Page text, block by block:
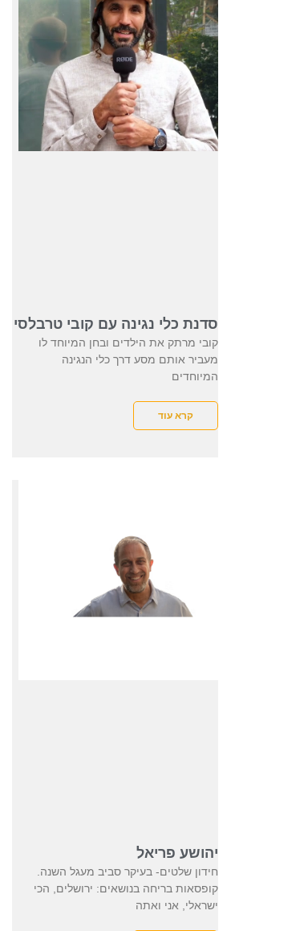
סדנת כלי נגינה עם קובי טרבלסי
קובי מרתק את הילדים ובחן המיוחד לו
מעביר אותם מסע דרך כלי הנגינה
המיוחדים
קרא עוד
יהושע פריאל
חידון שלטים- בעיקר סביב מעגל השנה.
קופסאות בריחה בנושאים: ירושלים, הכי
ישראלי, אני ואתה